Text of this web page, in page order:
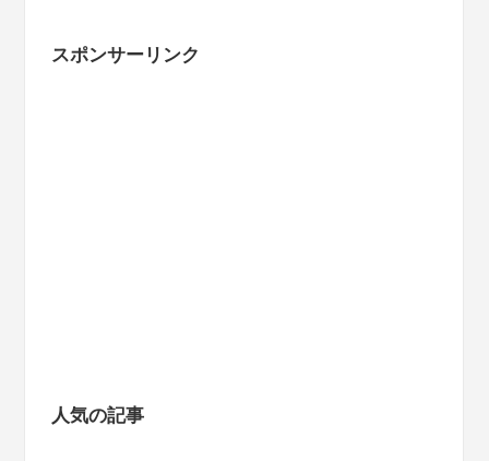
スポンサーリンク
人気の記事